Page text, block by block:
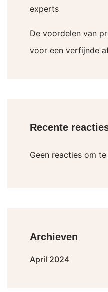
experts
De voordelen van
voor een verfijnde
Recente
Geen reacties om
Archieven
April 2024